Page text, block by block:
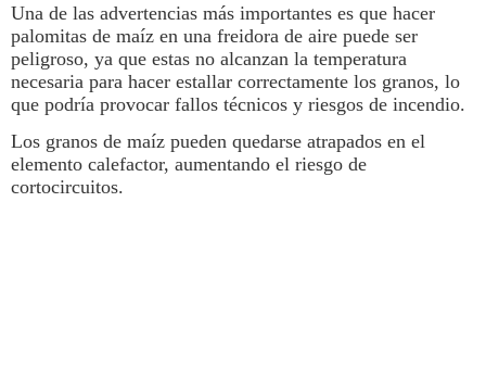
Una de las advertencias más importantes es que hacer
palomitas de maízen una freidora de airepuede ser
peligroso, ya que estas no alcanzan la temperatura
necesaria para hacer estallar correctamente los granos, lo
que podría provocar fallos técnicos y riesgos de incendio.
Los granos de maíz pueden quedarse atrapados en el
elemento calefactor, aumentando el riesgo de
cortocircuitos.